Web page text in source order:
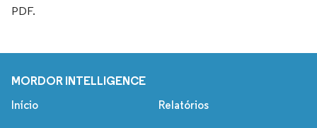
PDF.
MORDOR INTELLIGENCE
Início Relatórios